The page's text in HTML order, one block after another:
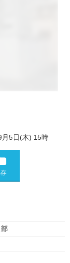
月5日(木) 15時